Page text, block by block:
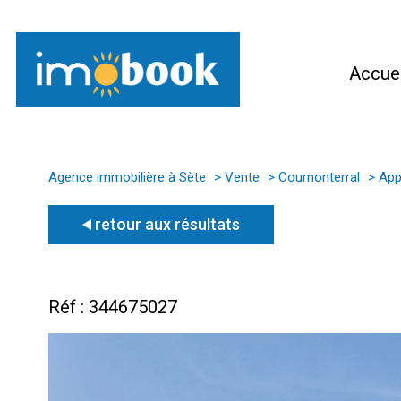
Agence immobilière à Sète Vente Cournonterral
retour aux résultats
Réf : 344675027